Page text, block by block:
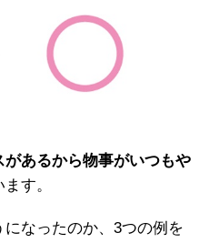
があるから物事がいつもや
す。
なったのか、3つの例を